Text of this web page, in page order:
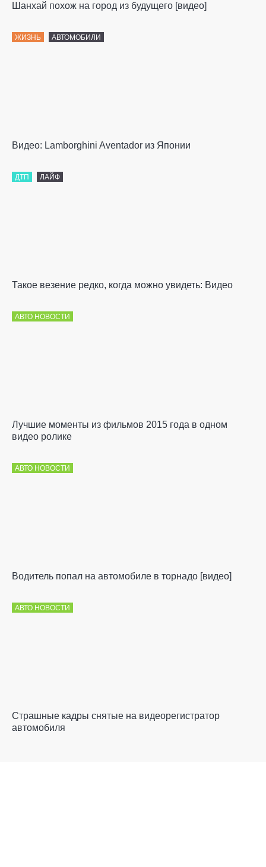
Шанхай похож на город из будущего [видео]
ЖИЗНЬ АВТОМОБИЛИ
Видео: Lamborghini Aventador из Японии
ДТП ЛАЙФ
Такое везение редко, когда можно увидеть: Видео
АВТО НОВОСТИ
Лучшие моменты из фильмов 2015 года в одном
видео ролике
АВТО НОВОСТИ
Водитель попал на автомобиле в торнадо [видео]
АВТО НОВОСТИ
Страшные кадры снятые на видеорегистратор
автомобиля